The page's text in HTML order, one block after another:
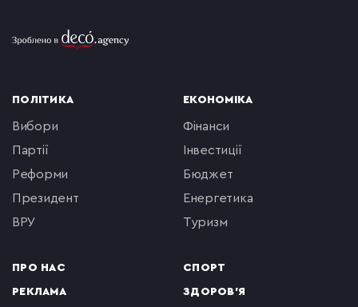
ПОЛІТИКА
вибори
партії
реформи
президент
ВРУ
ПРО НАС
РЕКЛАМА
ЕКОНОМІКА
фінанси
інвестиції
бюджет
енергетика
туризм
СПОРТ
ЗДОРОВ'Я